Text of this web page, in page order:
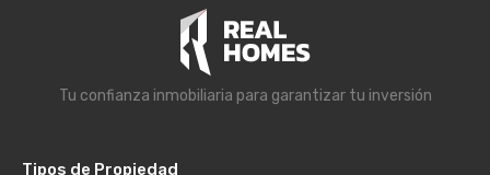
Tu confianza inmobiliaria para garantizar tu inversión
Tipos de Propiedad